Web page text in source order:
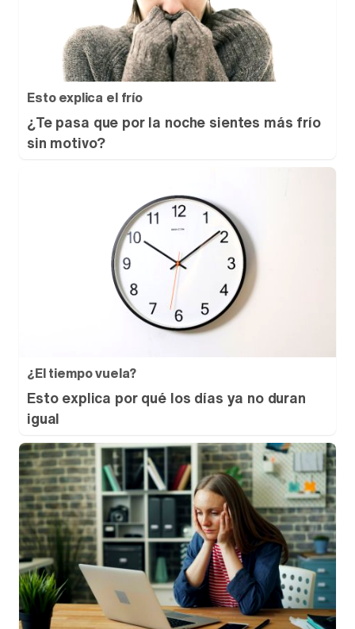
Esto explica el frío
¿Te pasa que por la noche sientes más frío
sin motivo?
¿El tiempo vuela?
Esto explica por qué los días ya no duran
igual